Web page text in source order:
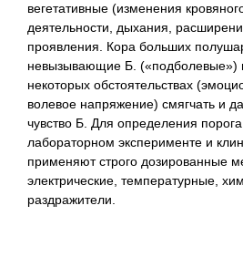
вегетативные (изменения
деятельности, дыхания,
проявления. Кора больших
невызывающие Б. («подболевые»)
некоторых обстоятельствах
волевое напряжение) смягчать и
чувство Б. Для определения
лабораторном эксперименте и
применяют строго дозированные
электрические, температурные,
раздражители.